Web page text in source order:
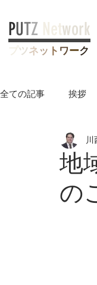
PUTZ Network
プツネ ッ ト ワーク
全ての記事 挨拶
ヤングケアラー
地
の